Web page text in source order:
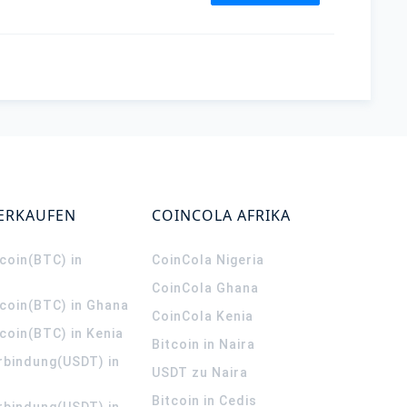
in
in Ghana
in Kenia
in
COINCOLA AFRIKA
CoinCola Nigeria
CoinCola Ghana
CoinCola Kenia
Bitcoin in Naira
USDT zu Naira
Bitcoin in Cedis